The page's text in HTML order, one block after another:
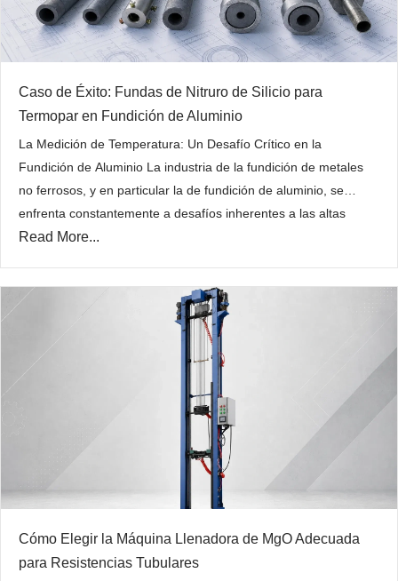
Caso de Éxito: Fundas de Nitruro de Silicio para
Termopar en Fundición de Aluminio
La Medición de Temperatura: Un Desafío Crítico en la
Fundición de Aluminio La industria de la fundición de metales
no ferrosos, y en particular la de fundición de aluminio, se
enfrenta constantemente a desafíos inherentes a las altas
temperaturas y la naturaleza corrosiva de los metales fundidos.
Read More...
Cómo Elegir la Máquina Llenadora de MgO Adecuada
para Resistencias Tubulares